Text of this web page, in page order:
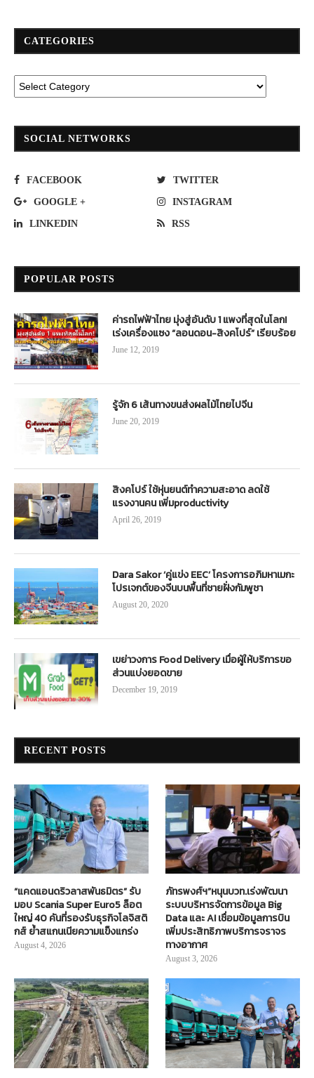
CATEGORIES
SOCIAL NETWORKS
FACEBOOK TWITTER
GOOGLE + INSTAGRAM
LINKEDIN RSS
POPULAR POSTS
ค่ารถไฟฟ้าไทย มุ่งสู่อันดับ 1 แพงที่สุดในโลก!
เร่งเครื่องแซง “ลอนดอน-สิงคโปร์” เรียบร้อย
June 12, 2019
รู้จัก 6 เส้นทางขนส่งผลไม้ไทยไปจีน
June 20, 2019
สิงคโปร์ ใช้หุ่นยนต์ทำความสะอาด ลดใช้
แรงงานคน เพิ่มproductivity
April 26, 2019
Dara Sakor ‘คู่แข่ง EEC’ โครงการอภิมหาเมกะ
โปรเจกต์ของจีนบนพื้นที่ชายฝั่งกัมพูชา
August 20, 2020
เขย่าวงการ Food Delivery เมื่อผู้ให้บริการขอ
ส่วนแบ่งยอดขาย
December 19, 2019
RECENT POSTS
“แคดแอนดริวลาสพันธมิตร” รับ
มอบ Scania Super Euro5 ล็อต
ใหญ่ 40 คันที่รองรับธุรกิจโลจิสติ
กส์ ย้ำสแกนเนียความแข็งแกร่ง
August 4, 2026
ภัทรพงศ์ฯ”หนุนบวท.เร่งพัฒนา
ระบบบริหารจัดการข้อมูล Big
Data และ AI เชื่อมข้อมูลการบิน
เพิ่มประสิทธิภาพบริการจราจร
ทางอากาศ
August 3, 2026